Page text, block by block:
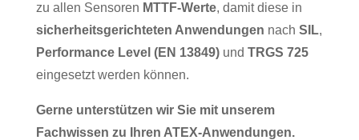
zu allen Sensoren MTTF-Werte, damit diese in
sicherheitsgerichteten Anwendungen nach SIL,
Performance Level (EN 13849)und TRGS 725
eingesetzt werden können.
Gerne unterstützen wir Sie mit unserem
Fachwissen zu Ihren ATEX-Anwendungen.